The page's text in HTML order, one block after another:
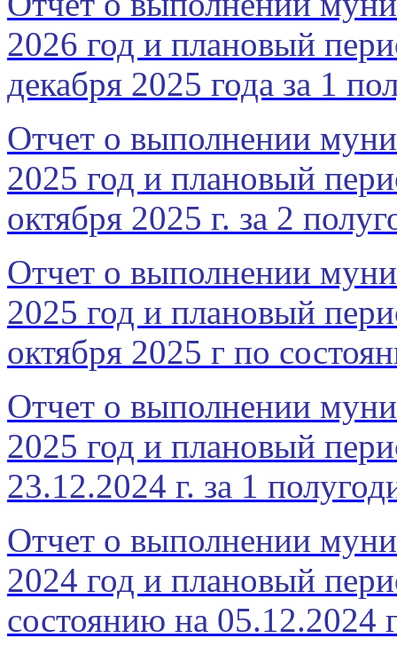
2026 год и плановый
декабря 2025 года за 1
Отчет о выполнении
2025 год и плановый
октября 2025 г. за 2
Отчет о выполнении
2025 год и плановый
октября 2025 г по
Отчет о выполнении
2025 год и плановый
23.12.2024 г. за 1
Отчет о выполнении
2024 год и плановый
состоянию на 05.12.2024